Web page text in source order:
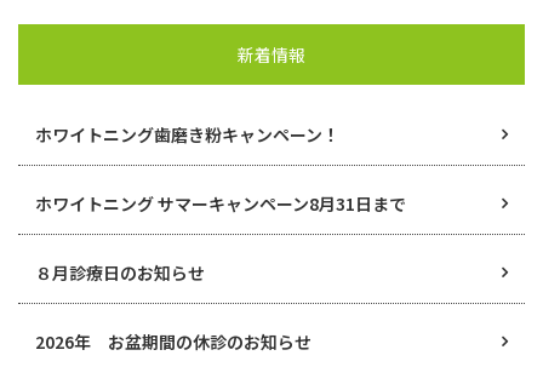
新着情報
ホワイトニング歯磨き粉キャンペーン！
ホワイトニング サマーキャンペーン8月31日まで
８月診療日のお知らせ
2026年 お盆期間の休診のお知らせ